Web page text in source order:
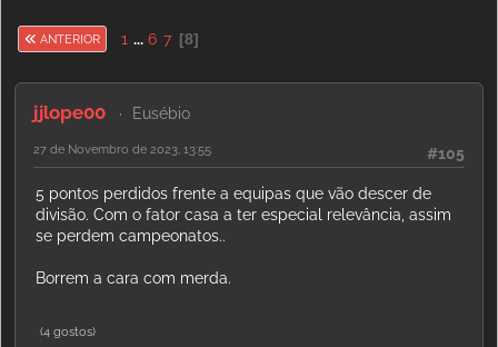
ANTERIOR 1 ... 6 7 8
jjlope00 Eusébio
#105
27 de Novembro de 2023, 13:55
5 pontos perdidos frente a equipas que vão descer de
divisão. Com o fator casa a ter especial relevância, assim
se perdem campeonatos..
Borrem a cara com merda.
(4 gostos)